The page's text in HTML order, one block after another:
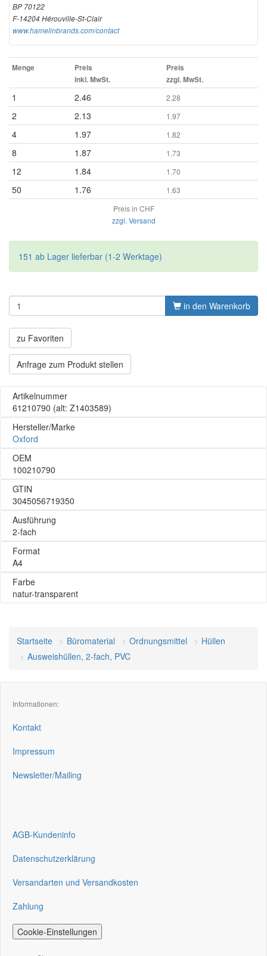
BP 70122
F-14204 Hérouville-St-Clair
www.hamelinbrands.com/contact
Menge
Preis
inkl. MwSt.
Preis
zzgl. MwSt.
1 2.46 2.28
2 2.13 1.97
4 1.97 1.82
8 1.87 1.73
12 1.84 1.70
50 1.76
1.63
Preis in CHF
zzgl. Versand
151 ab Lager lieferbar (1-2 Werktage)
in den Warenkorb
zu Favoriten
Anfrage zum Produkt stellen
Artikelnummer
61210790 (alt: Z1403589)
Hersteller/Marke
Oxford
OEM
100210790
GTIN
3045056719350
Ausführung
2-fach
Format
A4
Farbe
natur-transparent
Startseite Büromaterial Ordnungsmittel
Hüllen
Ausweishüllen, 2-fach, PVC
Informationen:
Kontakt
Impressum
Newsletter/Mailing
AGB-Kundeninfo
Datenschutzerklärung
Versandarten und Versandkosten
Zahlung
Cookie-Einstellungen